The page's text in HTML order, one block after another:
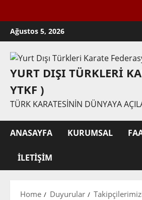
Skip
to
content
Ağustos 5, 2026
YURT DIŞI TÜRKLERI
YTKF )
TÜRK KARATESININ DÜNYAYA
ANASAYFA KURUMSAL
İLETIŞIM
Home Duyurular